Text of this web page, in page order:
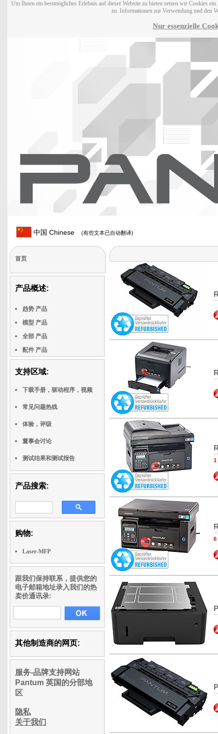
Um Ihnen ein bestmögliches Erlebnis auf dieser Website zu bieten setzen wir Cookies
zu. Informationen zur Verwendung und den
Nur essenzielle
中国 Chinese (有些文本已自动翻译)
首页
产品概述:
趋势 产品
模型 产品
全部 产品
配件 产品
支持区域:
下载手册，驱动程序，视频
常见问题热线
体验，评级
董事会讨论
测试结果和测试报告
产品搜索:
购物:
Laser-MFP
跟我们保持联系，提供您的
电子邮箱地址录入我们的热
卖价通讯录:
其他制造商的网页:
服务-品牌支持网站
Pantum 英国的分部地
区
隐私
关于我们
1
6